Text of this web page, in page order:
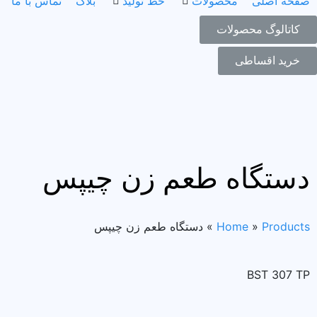
کاتالوگ محصولات
خرید اقساطی
دستگاه طعم زن چیپس
Home » Products
» دستگاه طعم زن چیپس
BST 307 TP